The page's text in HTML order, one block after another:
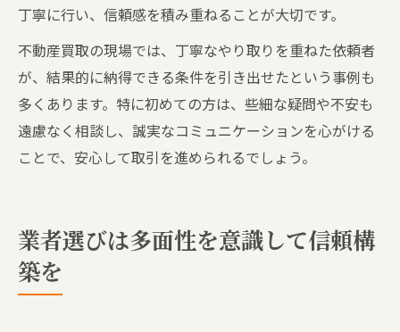
丁寧に行い、信頼感を積み重ねることが大切です。
不動産買取の現場では、丁寧なやり取りを重ねた依頼者
が、結果的に納得できる条件を引き出せたという事例も
多くあります。特に初めての方は、些細な疑問や不安も
遠慮なく相談し、誠実なコミュニケーションを心がける
ことで、安心して取引を進められるでしょう。
業者選びは多面性を意識して信頼構
築を